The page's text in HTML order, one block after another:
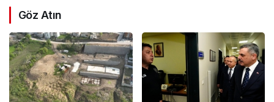
Göz Atın